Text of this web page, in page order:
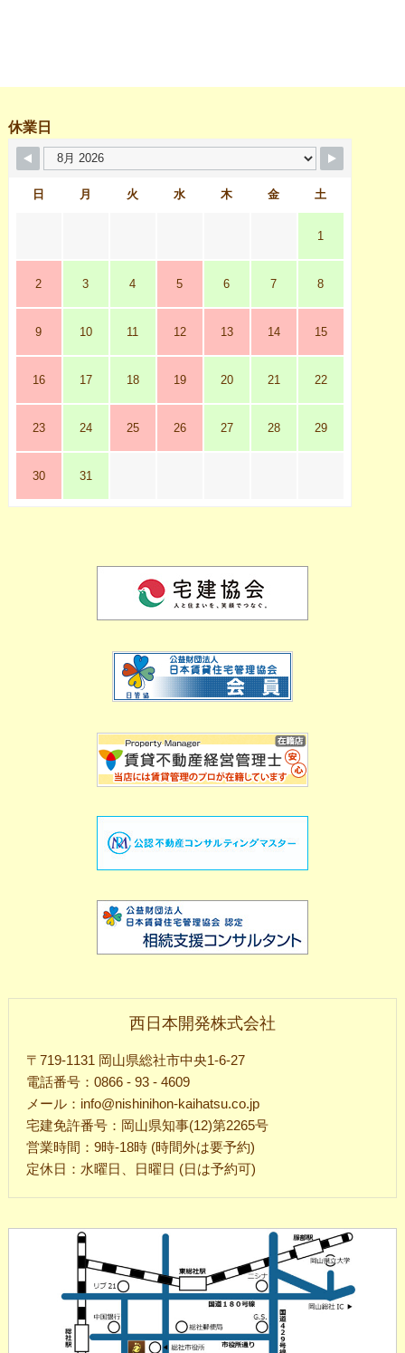
休業日
日 月 火 水 木 金 土
1
2 3 4 5 6 7 8
9 10 11 12 13 14 15
16 17 18 19 20 21 22
23 24 25 26 27 28 29
30 31
西日本開発株式会社
〒719-1131 岡山県総社市中央1-6-27
電話番号：0866 - 93 - 4609
メール：info@nishinihon-kaihatsu.co.jp
宅建免許番号：岡山県知事(12)第2265号
営業時間：9時-18時 (時間外は要予約)
定休日：水曜日、日曜日 (日は予約可)